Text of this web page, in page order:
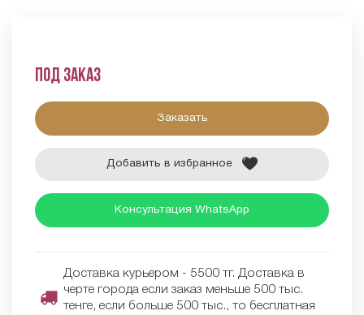
Под заказ
Заказать
Добавить в избранное
Консультация WhatsApp
Доставка курьером - 5500 тг. Доставка в
черте города если заказ меньше 500 тыс.
тенге, если больше 500 тыс., то бесплатная